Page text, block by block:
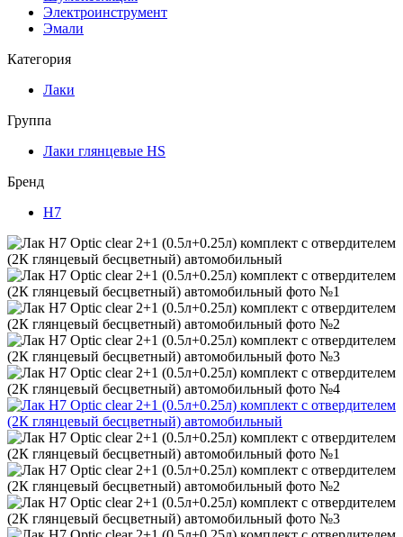
Электроинструмент
Эмали
Категория
Лаки
Группа
Лаки глянцевые HS
Бренд
H7